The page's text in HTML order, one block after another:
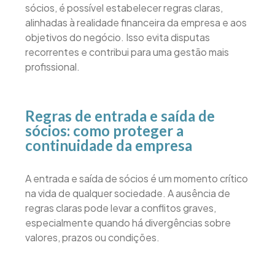
sócios, é possível estabelecer regras claras,
alinhadas à realidade financeira da empresa e aos
objetivos do negócio. Isso evita disputas
recorrentes e contribui para uma gestão mais
profissional.
Regras de entrada e saída de
sócios: como proteger a
continuidade da empresa
A entrada e saída de sócios é um momento crítico
na vida de qualquer sociedade. A ausência de
regras claras pode levar a conflitos graves,
especialmente quando há divergências sobre
valores, prazos ou condições.